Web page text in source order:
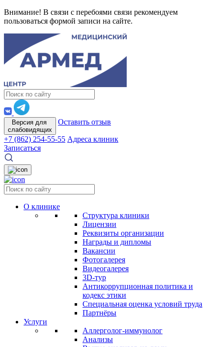
Внимание! В связи с перебоями связи рекомендуем
пользоваться формой записи на сайте.
Версия для
слабовидящих
Оставить отзыв
+7 (862) 254-55-55 Адреса клиник
Записаться
О клинике
Структура клиники
Лицензии
Реквизиты организации
Награды и дипломы
Вакансии
Фотогалерея
Видеогалерея
3D-тур
Антикоррупционная политика и
кодекс этики
Специальная оценка условий труда
Партнёры
Услуги
Аллерголог-иммунолог
Анализы